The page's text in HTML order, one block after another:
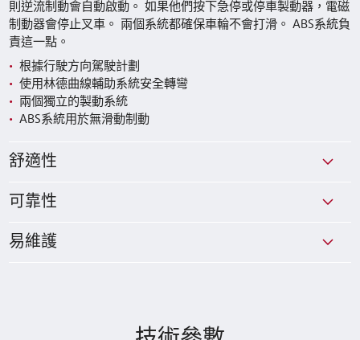
則逆流制動會自動啟動。 如果他們按下急停或停車製動器，電磁
制動器會停止叉車。 兩個系統都確保車輪不會打滑。 ABS系統負
責這一點。
根據行駛方向駕駛計劃
使用林德曲線輔助系統安全轉彎
兩個獨立的製動系統
ABS系統用於無滑動制動
舒適性
可靠性
易維護